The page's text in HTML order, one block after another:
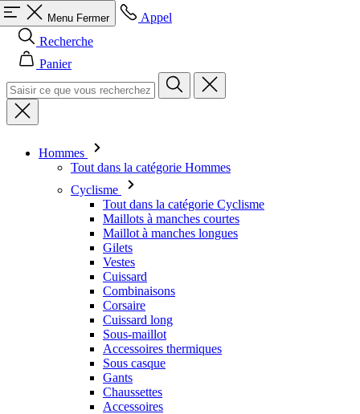
Menu Fermer
Appel
Recherche
Panier
Hommes
Tout dans la catégorie Hommes
Cyclisme
Tout dans la catégorie Cyclisme
Maillots à manches courtes
Maillot à manches longues
Gilets
Vestes
Cuissard
Combinaisons
Corsaire
Cuissard long
Sous-maillot
Accessoires thermiques
Sous casque
Gants
Chaussettes
Accessoires